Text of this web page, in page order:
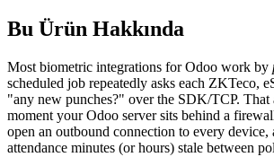
Bu Ürün Hakkında
Most biometric integrations for Odoo work by
scheduled job repeatedly asks each ZKTeco,
"any new punches?" over the SDK/TCP. That
moment your Odoo server sits behind a
open an outbound connection to every device,
attendance minutes (or hours) stale between